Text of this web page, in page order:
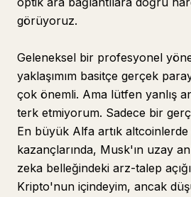
görüyoruz.
Geleneksel bir profesyonel
yaklaşımım basitçe gerçek
çok önemli. Ama lütfen yanlış
terk etmiyorum. Sadece bir
En büyük Alfa artık altcoinlerde
kazançlarında, Musk'ın uzay
zeka belleğindeki arz-talep
Kripto'nun içindeyim, ancak